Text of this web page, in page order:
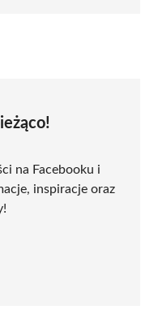
na Facebooku i
inspiracje oraz